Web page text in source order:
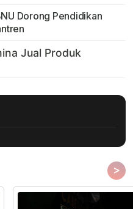
Dorong Pendidikan
>